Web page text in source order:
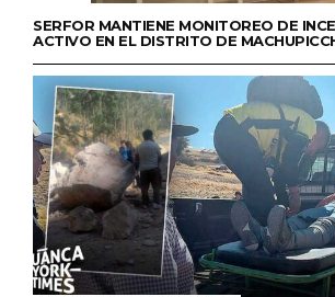
SERFOR MANTIENE MONITOREO DE
ACTIVO EN EL DISTRITO DE